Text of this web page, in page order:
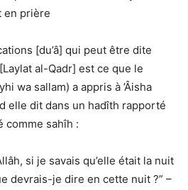
en prière
[du’â] qui peut être dite
al-Qadr] est ce que le
wa sallam) a appris à ’Âisha
elle dit dans un hadîth rapporté
comme sahîh :
si je savais qu’elle était la nuit
devrais-je dire en cette nuit ?” –